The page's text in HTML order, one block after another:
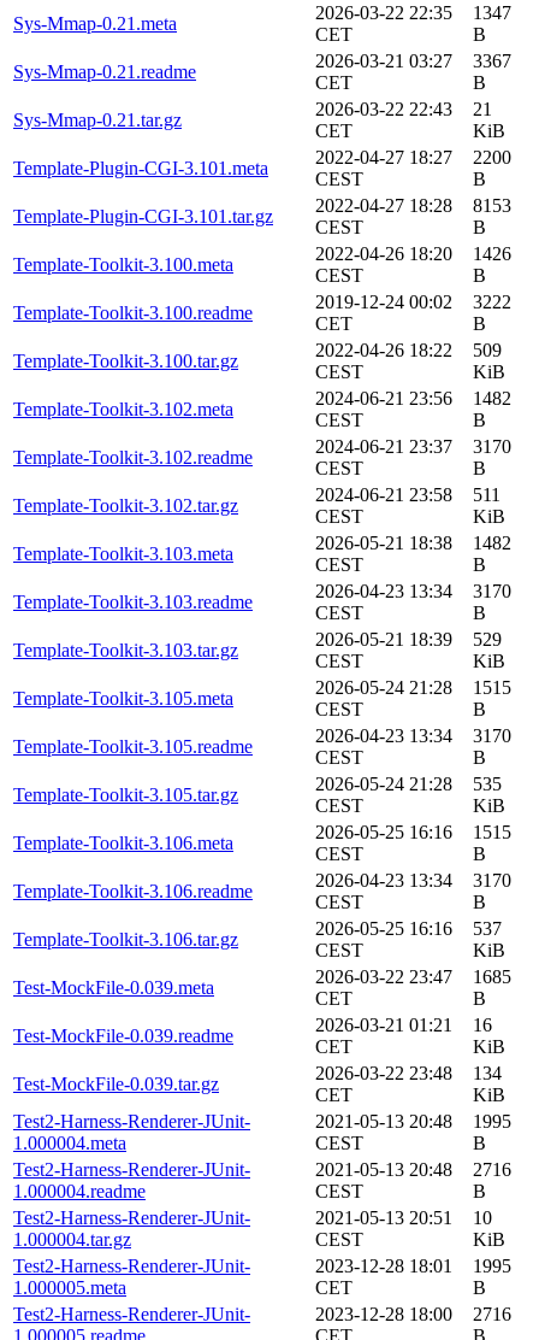
Sys-Mmap-0.21.meta
2026-03-22 22:35
CET
1347
B
Sys-Mmap-0.21.readme
2026-03-21 03:27
CET
3367
B
Sys-Mmap-0.21.tar.gz
2026-03-22 22:43
CET
21
KiB
Template-Plugin-CGI-3.101.meta
2022-04-27 18:27
CEST
2200
B
Template-Plugin-CGI-3.101.tar.gz
2022-04-27 18:28
CEST
8153
B
Template-Toolkit-3.100.meta
2022-04-26 18:20
CEST
1426
B
Template-Toolkit-3.100.readme
2019-12-24 00:02
CET
3222
B
Template-Toolkit-3.100.tar.gz
2022-04-26 18:22
CEST
509
KiB
Template-Toolkit-3.102.meta
2024-06-21 23:56
CEST
1482
B
Template-Toolkit-3.102.readme
2024-06-21 23:37
CEST
3170
B
Template-Toolkit-3.102.tar.gz
2024-06-21 23:58
CEST
511
KiB
Template-Toolkit-3.103.meta
2026-05-21 18:38
CEST
1482
B
Template-Toolkit-3.103.readme
2026-04-23 13:34
CEST
3170
B
Template-Toolkit-3.103.tar.gz
2026-05-21 18:39
CEST
529
KiB
Template-Toolkit-3.105.meta
2026-05-24 21:28
CEST
1515
B
Template-Toolkit-3.105.readme
2026-04-23 13:34
CEST
3170
B
Template-Toolkit-3.105.tar.gz
2026-05-24 21:28
CEST
535
KiB
Template-Toolkit-3.106.meta
2026-05-25 16:16
CEST
1515
B
Template-Toolkit-3.106.readme
2026-04-23 13:34
CEST
3170
B
Template-Toolkit-3.106.tar.gz
2026-05-25 16:16
CEST
537
KiB
Test-MockFile-0.039.meta
2026-03-22 23:47
CET
1685
B
Test-MockFile-0.039.readme
2026-03-21 01:21
CET
16
KiB
Test-MockFile-0.039.tar.gz
2026-03-22 23:48
CET
134
KiB
Test2-Harness-Renderer-JUnit-
1.000004.meta
2021-05-13 20:48
CEST
1995
B
Test2-Harness-Renderer-JUnit-
1.000004.readme
2021-05-13 20:48
CEST
2716
B
Test2-Harness-Renderer-JUnit-
1.000004.tar.gz
2021-05-13 20:51
CEST
10
KiB
Test2-Harness-Renderer-JUnit-
1.000005.meta
2023-12-28 18:01
CET
1995
B
Test2-Harness-Renderer-JUnit-
1.000005.readme
2023-12-28 18:00
CET
2716
B